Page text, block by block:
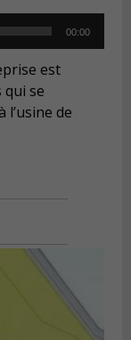
00:00
est
se
de